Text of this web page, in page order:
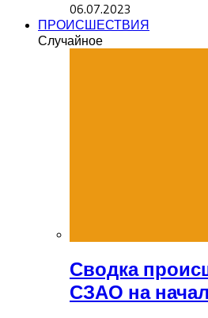
06.07.2023
ПРОИСШЕСТВИЯ
Случайное
Сводка
СЗАО на